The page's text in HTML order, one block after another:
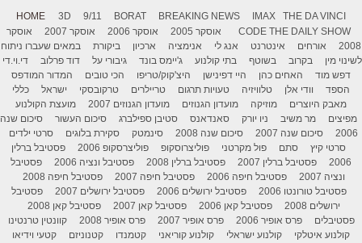
HOME 3D 9/11 BORAT BREAKING NEWS IMAX
THE DA VINCI
CODE THE DAILY SHOW אוסקר 2005 אוסקר 2006 אוסקר 2007
אוסקר
2008
אורחים אינטרנט אנג לי אנימציה ארכיון ביקורת
במאים שעברו ניתוח
לשינוי מין
בקרוב בשוטף בתי קולנוע ג'יימס בונד גיבורי על דוד פרלוב
די.וי.די
דפש מוד
האחים כהן היי דפינישן היצ'קוק/טריפו הכי טובים
המדור המודפס
הספד
וודי אלן טלוויזיה טעויות תרגום טריילרים טרקובסקי ישראל
כללי
מאבק היוצרים
מוזיקה מועדון הגנוזים מועדון הגנוזים 2007
מועצת הקולנוע
מפיצים
מר משיב ניו יורק סאנדאנס סטיבן ספילברג סיכום העשור
סיכום שנה
2006
סיכום שנה 2007 סיכום שנה 2008 סינמטק סקירת בלוגים
סרטי ילדים
סרטי קיץ
סתם פול מקרטני פוליצרוסקופ פוליצרסקופ 2006
פסטיבל ברלין
2006
פסטיבל ברלין 2007 פסטיבל ברלין 2008 פסטיבל ונציה 2006
פסטיבל
ונציה 2007
פסטיבל חיפה 2006 פסטיבל חיפה 2007
פסטיבל חיפה 2008
פסטיבל טורונטו 2006
פסטיבל ירושלים 2006 פסטיבל ירושלים 2007
פסטיבל
ירושלים 2008
פסטיבל קאן 2006 פסטיבל קאן 2007
פסטיבל קאן 2008
פסטיבלים
פרס אופיר 2006 פרס אופיר 2007 פרס אופיר 2008
קוונטין טרנטינו
קולנוע איטלקי
קולנוע ישראלי קולנוע קוריאני קטמנדו קטנוניזם קטעי וידיאו